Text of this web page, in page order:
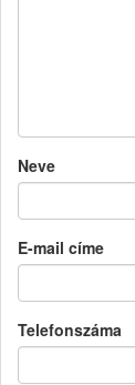
Neve
E-mail címe
Telefonszáma